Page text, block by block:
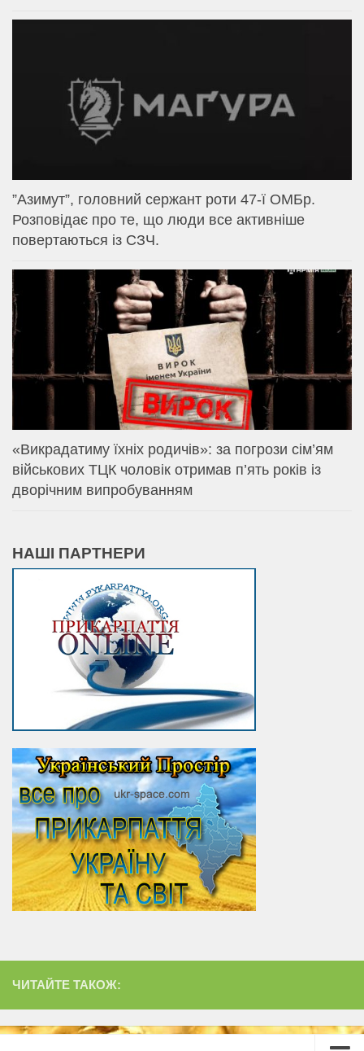
⁨”Азимут”, головний сержант роти 47-ї ОМБр.
Розповідає про те, що люди все активніше
повертаються із СЗЧ.
«Викрадатиму їхніх родичів»: за погрози сім’ям
військових ТЦК чоловік отримав п’ять років із
дворічним випробуванням
НАШІ ПАРТНЕРИ
ЧИТАЙТЕ ТАКОЖ: